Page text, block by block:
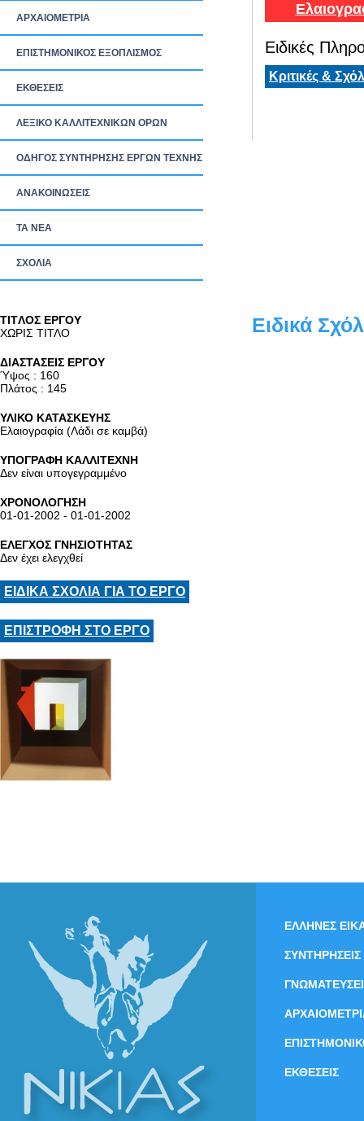
ΑΡΧΑΙΟΜΕΤΡΙΑ
ΕΠΙΣΤΗΜΟΝΙΚΟΣ ΕΞΟΠΛΙΣΜΟΣ
ΕΚΘΕΣΕΙΣ
ΛΕΞΙΚΟ ΚΑΛΛΙΤΕΧΝΙΚΩΝ ΟΡΩΝ
ΟΔΗΓΟΣ ΣΥΝΤΗΡΗΣΗΣ ΕΡΓΩΝ ΤΕΧΝΗΣ
ΑΝΑΚΟΙΝΩΣΕΙΣ
ΤΑ ΝEΑ
ΣΧΟΛΙΑ
Ειδικές
Κριτικές &
TITΛΟΣ ΕΡΓΟΥ
ΧΩΡΙΣ ΤΙΤΛΟ
ΔΙΑΣΤΑΣΕΙΣ ΕΡΓΟΥ
Ύψος : 160
Πλάτος : 145
ΥΛΙΚΟ ΚΑΤΑΣΚΕΥΗΣ
Ελαιογραφία (Λάδι σε καμβά)
ΥΠΟΓΡΑΦΗ ΚΑΛΛΙΤΕΧΝΗ
Δεν είναι υπογεγραμμένο
ΧΡΟΝΟΛΟΓΗΣΗ
01-01-2002 - 01-01-2002
ΕΛΕΓΧΟΣ ΓΝΗΣΙΟΤΗΤΑΣ
Δεν έχει ελεγχθεί
ΕΙΔΙΚΑ ΣΧΟΛΙΑ ΓΙΑ ΤΟ ΕΡΓΟ
ΕΠΙΣΤΡΟΦΗ ΣΤΟ ΕΡΓΟ
Ειδικά
ΕΛΛΗΝΕΣ
ΣΥΝΤΗΡΗΣΕΙΣ
ΕΚΘΕΣΕΙΣ